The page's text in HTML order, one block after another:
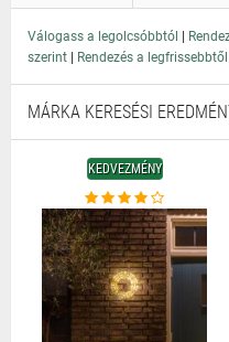
Válogass a legolcsóbbtól |
szerint | Rendezés a legfrissebbtől
MÁRKA KERESÉSI
KEDVEZMÉNY